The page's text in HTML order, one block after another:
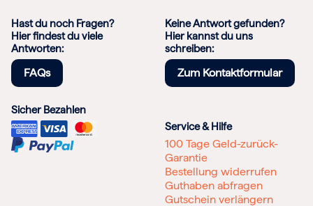
Hast du noch Fragen?
Hier findest du viele
Antworten:
FAQs
Keine Antwort gefunden?
Hier kannst du uns
schreiben:
Zum Kontaktformular
Sicher Bezahlen
Service & Hilfe
100 Tage Geld-zurück-
Garantie
Bestellung widerrufen
Guthaben abfragen
Gutschein verlängern